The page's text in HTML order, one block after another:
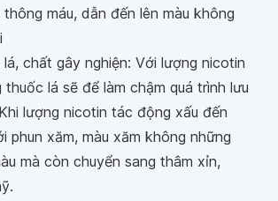
thông máu, dẫn đến lên màu không
chất gây nghiện: Với lượng nicotin
thuốc lá sẽ để làm chậm quá trình lưu
lượng nicotin tác động xấu đến
phun xăm, màu xăm không những
mà còn chuyển sang thâm xỉn,